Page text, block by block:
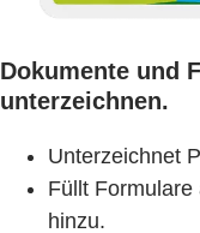
Dokumente und
unterzeichnen.
Unterzeichnet
Füllt
hinzu.